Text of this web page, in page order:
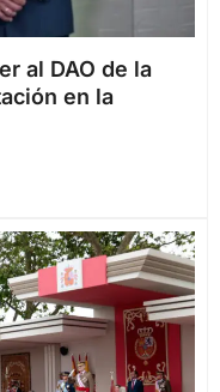
al DAO de la
en la